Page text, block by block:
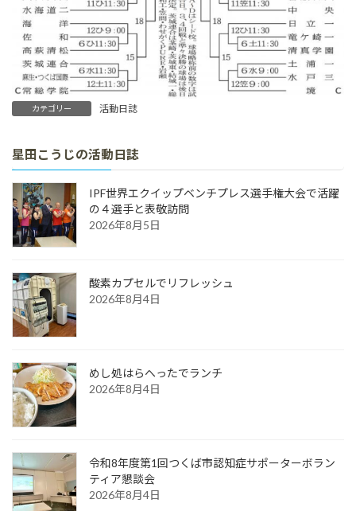
カテゴリー 活動日誌
星田こうじの活動日誌
IPF世界エクイップベンチプレス選手権大会で活躍
の４選手と表敬訪問
2026年8月5日
酸素カプセルでリフレッシュ
2026年8月4日
めし処はらへったでランチ
2026年8月4日
令和8年度第1回つくば市認知症サポーターボラン
ティア懇談会
2026年8月4日